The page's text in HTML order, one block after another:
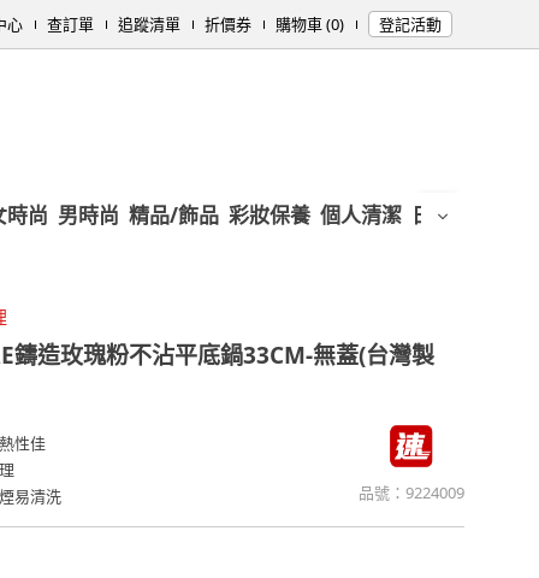
心 查訂單 追蹤清單 折價券 購物車 (0) 登記活動
時尚 男時尚 精品/飾品 彩妝保養 個人清潔 日用/紙品
鑄造玫瑰粉不沾平底鍋33CM-無蓋(台灣製
性佳
易清洗
品號： 9224009